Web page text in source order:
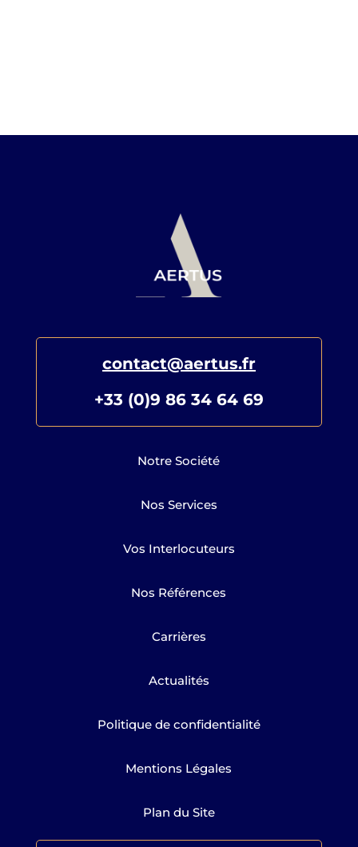
contact@aertus.fr
+33 (0)9 86 34 64 69
Notre Société
Nos Services
Vos Interlocuteurs
Nos Références
Carrières
Actualités
Politique de confidentialité
Mentions Légales
Plan du Site